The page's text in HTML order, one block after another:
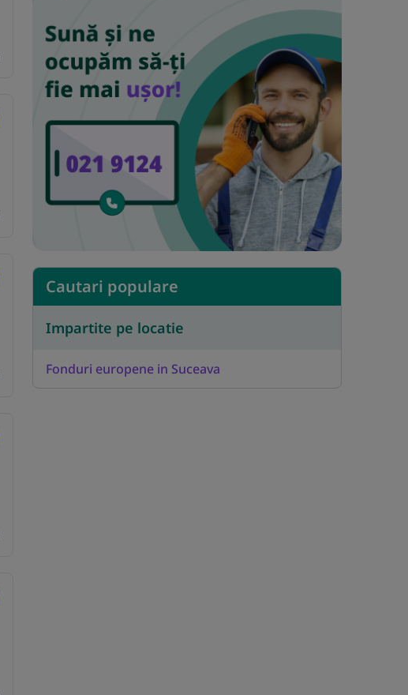
Cautari populare
Impartite pe locatie
Fonduri europene in Suceava